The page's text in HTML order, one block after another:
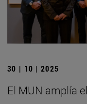
30 | 10 | 2025
El MUN amplía